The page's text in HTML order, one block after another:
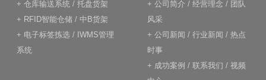
+ 仓库输送系统 / 托盘货架
+ RFID智能仓储 / 中B货架
+ 电子标签拣选 / IWMS管理
系统
+ 公司简介 / 经营理念 / 团队
风采
+ 公司新闻 / 行业新闻 / 热点
时事
+ 成功案例 / 联系我们 / 视频